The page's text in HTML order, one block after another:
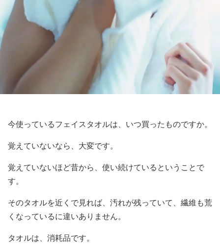
今使っているフェイスタオルは、いつ買ったものですか。
覚えていないなら、大変です。
覚えていないほど昔から、使い続けているということで
す。
そのタオルを近くで見れば、汚れが残っていて、繊維も荒
くなっているに違いありません。
タオルは、消耗品です。